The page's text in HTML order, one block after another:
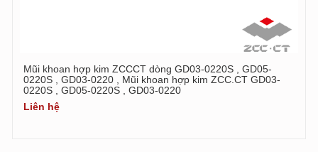
Mũi khoan hợp kim ZCCCT dòng GD03-0220S , GD05-
0220S , GD03-0220 , Mũi khoan hợp kim ZCC.CT GD03-
0220S , GD05-0220S , GD03-0220
Liên hệ